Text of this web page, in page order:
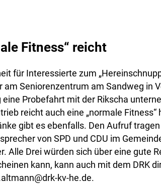
Fitness“ reicht
für Interessierte zum
am Seniorenzentrum am Sandweg in
Probefahrt mit der Rikscha
reicht auch eine „normale Fitness“
gibt es ebenfalls. Den Aufruf
von SPD und CDU im
Alle Drei würden sich über eine gute
kann, kann auch mit dem DRK
kv-he.de.